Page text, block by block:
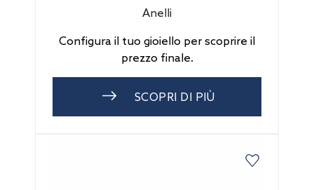
Anelli
Configura il tuo gioiello per scoprire il
prezzo finale.
SCOPRI DI PIÙ